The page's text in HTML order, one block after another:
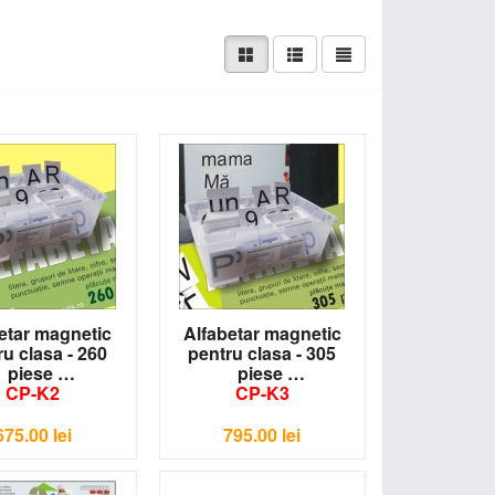
reprezentative pentru fiecare literă, adaptate
mici de tipar, litere mari de tipar, grupuri de
sunt fabricate din materiale durabile, cu piese
clasa pregătitoare
magnetic
clasa - 260
piese
CP-K2
lei
Alfabetar magnetic
pentru clasa - 305
piese
CP-K3
795.00 lei